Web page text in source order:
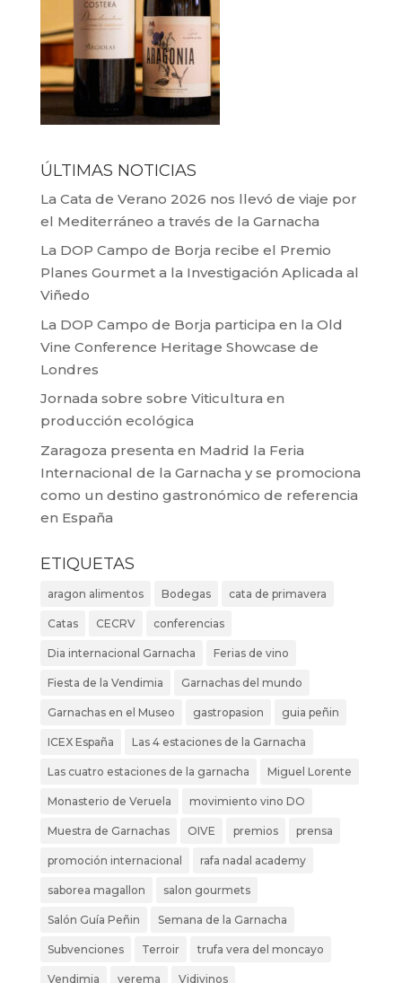
ÚLTIMAS NOTICIAS
La Cata de Verano 2026 nos llevó de viaje por
el Mediterráneo a través de la Garnacha
La DOP Campo de Borja recibe el Premio
Planes Gourmet a la Investigación Aplicada al
Viñedo
La DOP Campo de Borja participa en la Old
Vine Conference Heritage Showcase de
Londres
Jornada sobre sobre Viticultura en
producción ecológica
Zaragoza presenta en Madrid la Feria
Internacional de la Garnacha y se promociona
como un destino gastronómico de referencia
en España
ETIQUETAS
aragon alimentos Bodegas cata de primavera
Catas CECRV conferencias
Dia internacional Garnacha Ferias de vino
Fiesta de la Vendimia Garnachas del mundo
Garnachas en el Museo gastropasion guia peñin
ICEX España Las 4 estaciones de la Garnacha
Las cuatro estaciones de la garnacha Miguel Lorente
Monasterio de Veruela movimiento vino DO
Muestra de Garnachas OIVE premios prensa
promoción internacional rafa nadal academy
saborea magallon salon gourmets
Salón Guía Peñin Semana de la Garnacha
Subvenciones Terroir trufa vera del moncayo
Vendimia verema Vidivinos